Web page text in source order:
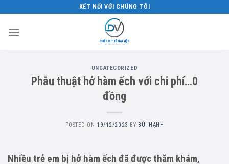
content
KẾT NỐI VỚI CHÚNG TÔI
UNCATEGORIZED
Phẫu thuật hở hàm ếch với chi phí…0
đồng
POSTED ON 19/12/2023 BY BÙI HẠNH
Nhiều trẻ em bị hở hàm ếch đã được thăm khám,